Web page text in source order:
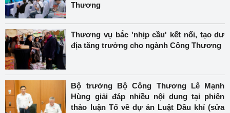
Thương
Thương vụ bắc 'nhịp cầu' kết nối, tạo dư
địa tăng trưởng cho ngành Công Thương
Bộ trưởng Bộ Công Thương Lê Mạnh
Hùng giải đáp nhiều nội dung tại phiên
thảo luận Tổ về dự án Luật Dầu khí (sửa